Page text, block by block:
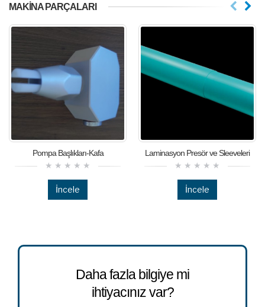
MAKINA PARÇALARI
Pompa Başlıkları-Kafa
İncele
Laminasyon Presör ve Sleeveleri
İncele
Daha fazla bilgiye mi
ihtiyacınız var?